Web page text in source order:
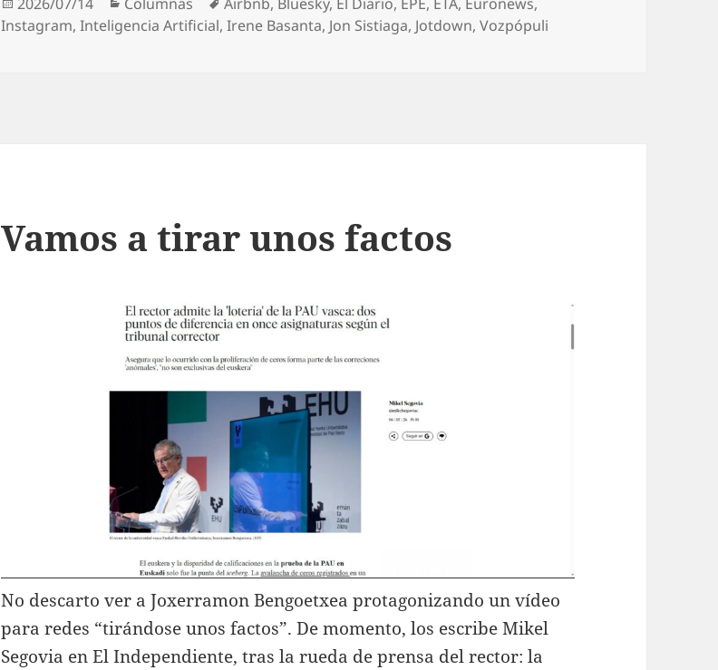
el
Instagram,Inteligencia Artificial,Irene Basanta, Jon Sistiaga, Jotdown,Vozpópuli
Vamos a tirar unos factos
No descarto ver a Joxerramon Bengoetxea protagonizando un vídeo
para redes “tirándose unos factos”. De momento, los escribe Mikel
Segovia en El Independiente, tras la rueda de prensa del rector: la